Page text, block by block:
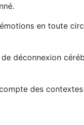
en toute
déconnexion
des